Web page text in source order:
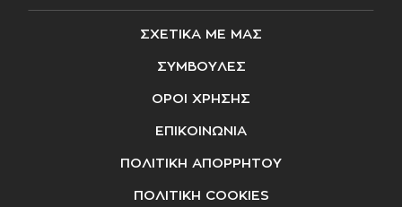
ΣΧΕΤΙΚΑ ΜΕ ΜΑΣ
ΣΥΜΒΟΥΛΕΣ
ΟΡΟΙ ΧΡΗΣΗΣ
ΕΠΙΚΟΙΝΩΝΙΑ
ΠΟΛΙΤΙΚΗ ΑΠΟΡΡΗΤΟΥ
ΠΟΛΙΤΙΚΗ COOKIES